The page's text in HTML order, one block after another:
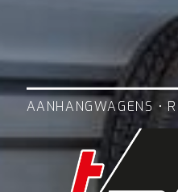
AANHANGWAGENS •